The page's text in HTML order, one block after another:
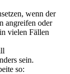
wenn der
angreifen oder
vielen Fällen
sein.
so: